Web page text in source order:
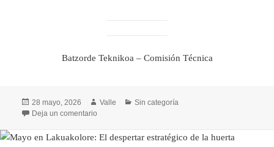
Batzorde Teknikoa – Comisión Técnica
Publicado
el
28 mayo, 2026 Autor
Valle Categorías
Sin categoría
Deja un comentario